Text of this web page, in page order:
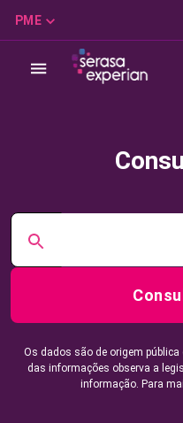
PME
Os dados são de origem
das informações observa a
informação. Para